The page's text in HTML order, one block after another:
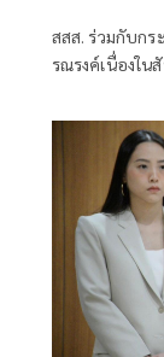
สสส. ร่วมกับกร
รณรงค์เนื่องใ
แรกเพื่อสร้างร